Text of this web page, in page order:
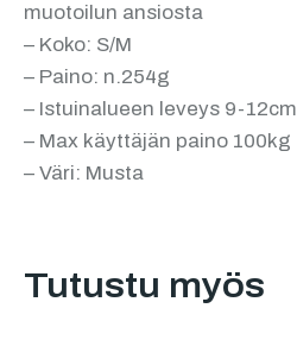
muotoilun ansiosta
– Koko: S/M
– Paino: n.254g
– Istuinalueen leveys 9-12cm
– Max käyttäjän paino 100kg
– Väri: Musta
Tutustu myös